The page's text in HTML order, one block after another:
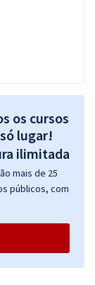
os cursos
lugar!
mais de 25
públicos, com